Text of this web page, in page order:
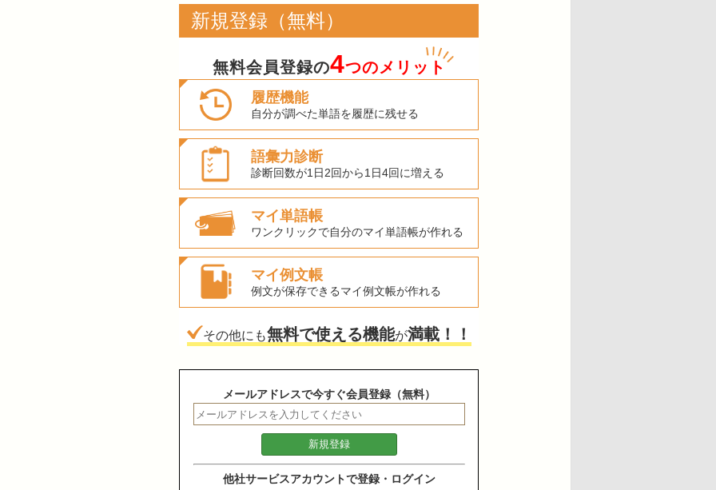
新規登録（無料）
無料会員登録の4つのメリット
履歴機能
自分が調べた単語を履歴に残せる
語彙力診断
診断回数が1日2回から1日4回に増える
マイ単語帳
ワンクリックで自分のマイ単語帳が作れる
マイ例文帳
例文が保存できるマイ例文帳が作れる
その他にも無料で使える機能が満載！！
メールアドレスで今すぐ会員登録（無料）
他社サービスアカウントで登録・ログイン